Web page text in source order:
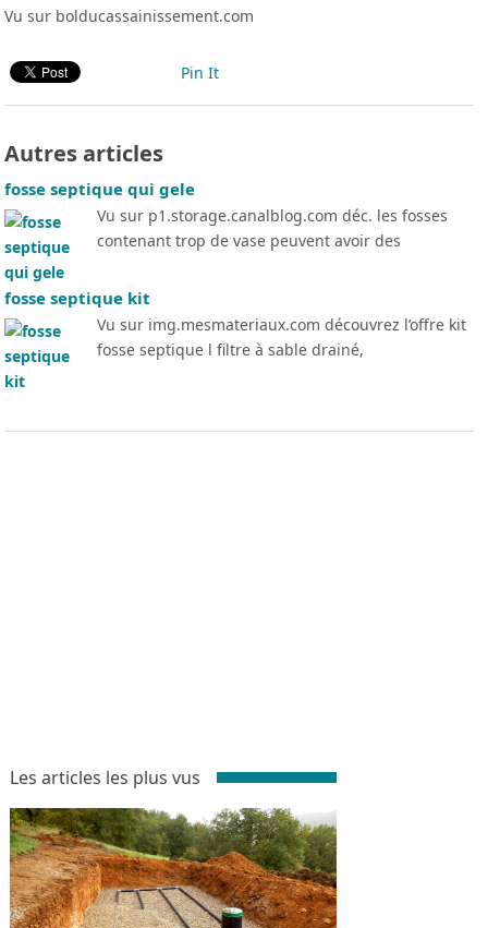
Vu sur bolducassainissement.com
Pin It
Autres articles
fosse septique qui gele
Vu sur p1.storage.canalblog.com déc. les fosses
contenant trop de vase peuvent avoir des
fosse septique kit
Vu sur img.mesmateriaux.com découvrez l’offre kit
fosse septique l filtre à sable drainé,
Les articles les plus vus